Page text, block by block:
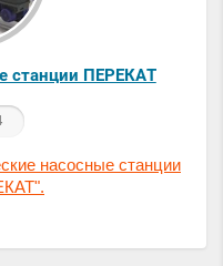
станции ПЕРЕКАТ
насосные станции